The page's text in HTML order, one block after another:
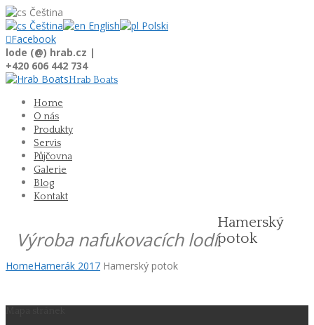
Čeština
Čeština
English
Polski
Facebook
lode (@) hrab.cz |
+420 606 442 734
Hrab Boats
Home
O nás
Produkty
Servis
Půjčovna
Galerie
Blog
Kontakt
Výroba nafukovacích lodí
Hamerský
potok
HomeHamerák 2017 Hamerský potok